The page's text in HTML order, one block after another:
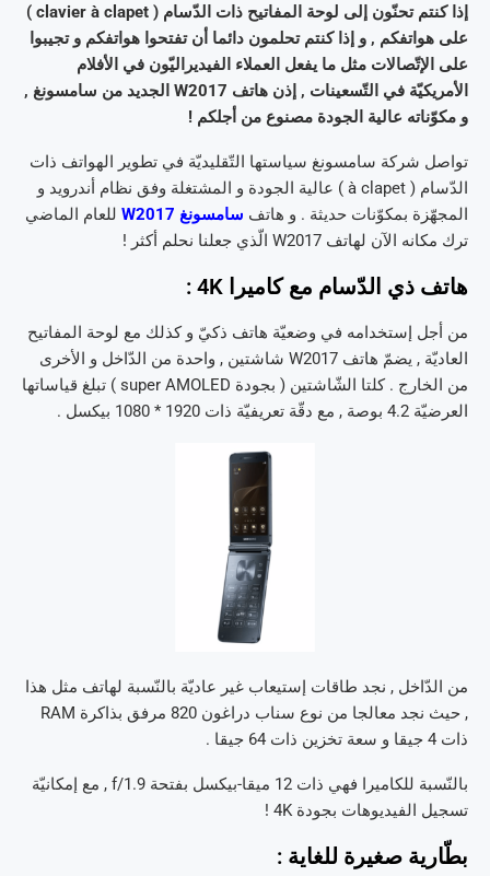
إذا كنتم تحنّون إلى لوحة المفاتيح ذات الدّسام ( clavier à clapet )
على هواتفكم , و إذا كنتم تحلمون دائما أن تفتحوا هواتفكم و تجيبوا
على الإتّصالات مثل ما يفعل العملاء الفيديراليّون في الأفلام
الأمريكيّة في التّسعينات , إذن هاتف W2017 الجديد من سامسونغ ,
و مكوّناته عالية الجودة مصنوع من أجلكم !
تواصل شركة سامسونغ سياستها التّقليديّة في تطوير الهواتف ذات
الدّسام ( à clapet ) عالية الجودة و المشتغلة وفق نظام أندرويد و
المجهّزة بمكوّنات حديثة . و هاتف سامسونغ W2017
للعام الماضي
ترك مكانه الآن لهاتف W2017 الّذي جعلنا نحلم أكثر !
هاتف ذي الدّسام مع كاميرا 4K :
من أجل إستخدامه في وضعيّة هاتف ذكيّ و كذلك مع لوحة المفاتيح
العاديّة , يضمّ هاتف W2017 شاشتين , واحدة من الدّاخل و الأخرى
من الخارج . كلتا الشّاشتين ( بجودة super AMOLED ) تبلغ قياساتها
العرضيّة 4.2 بوصة , مع دقّة تعريفيّة ذات 1920 * 1080 بيكسل .
من الدّاخل , نجد طاقات إستيعاب غير عاديّة بالنّسبة لهاتف مثل هذا
, حيث نجد معالجا من نوع سناب دراغون 820 مرفق بذاكرة RAM
ذات 4 جيقا و سعة تخزين ذات 64 جيقا .
بالنّسبة للكاميرا فهي ذات 12 ميقا-بيكسل بفتحة f/1.9 , مع إمكانيّة
تسجيل الفيديوهات بجودة 4K !
بطّارية صغيرة للغاية :